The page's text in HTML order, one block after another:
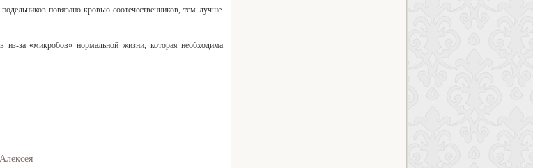
повязано кровью соотечественников, тем лучше.
за «микробов» нормальной жизни, которая необходима